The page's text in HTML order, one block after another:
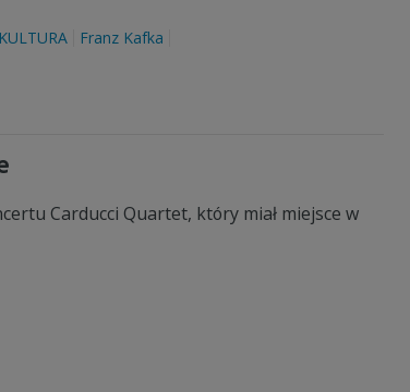
KULTURA Franz Kafka
Carducci Quartet, który miał miejsce w